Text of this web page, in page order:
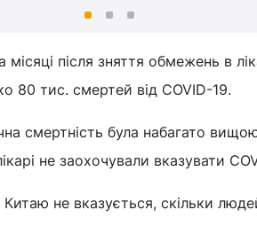
після зняття обмежень в
80 тис. смертей від COVID-19.
смертність була набагато
не заохочували вказувати
не вказується, скільки